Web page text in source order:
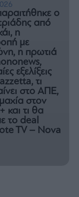
ο
από
η
με
η πρωτιά
εξελίξεις
τι
στο ΑΠΕ,
στον
και τι θα
το deal
TV – Nova